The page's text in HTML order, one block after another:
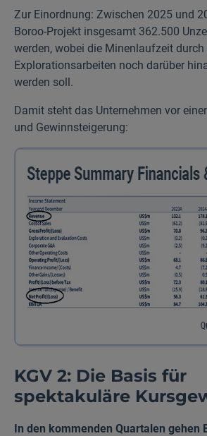
Zur Einordnung: Zwischen 2025 und
Boroo-Projekt insgesamt 362.500
werden, wobei die Minenlaufzeit durch
Explorations­arbeiten noch darüber
werden soll.
Damit steht das Unternehmen vor
und Gewinn­steigerung:
KGV 2: Die Basis für
spektakuläre
In den kommenden Quartalen gehen